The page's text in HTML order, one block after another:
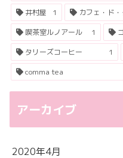
井村屋
1 カフェ・ド・
喫茶室ルノアール
1
タリーズコーヒー
1
comma tea
アーカイブ
2020年4月